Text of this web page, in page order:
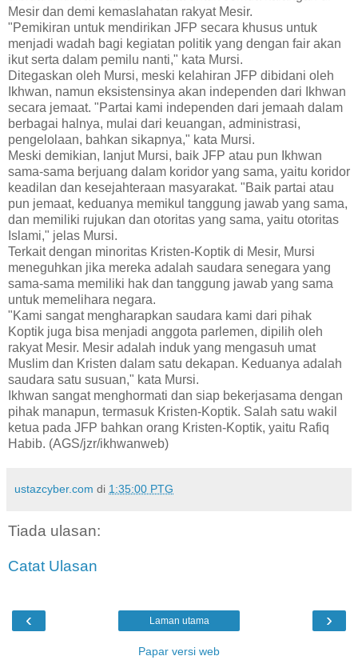
Mesir dan demi kemaslahatan rakyat Mesir.
"Pemikiran untuk mendirikan JFP secara khusus untuk
menjadi wadah bagi kegiatan politik yang dengan fair akan
ikut serta dalam pemilu nanti," kata Mursi.
Ditegaskan oleh Mursi, meski kelahiran JFP dibidani oleh
Ikhwan, namun eksistensinya akan independen dari Ikhwan
secara jemaat. "Partai kami independen dari jemaah dalam
berbagai halnya, mulai dari keuangan, administrasi,
pengelolaan, bahkan sikapnya," kata Mursi.
Meski demikian, lanjut Mursi, baik JFP atau pun Ikhwan
sama-sama berjuang dalam koridor yang sama, yaitu koridor
keadilan dan kesejahteraan masyarakat. "Baik partai atau
pun jemaat, keduanya memikul tanggung jawab yang sama,
dan memiliki rujukan dan otoritas yang sama, yaitu otoritas
Islami," jelas Mursi.
Terkait dengan minoritas Kristen-Koptik di Mesir, Mursi
meneguhkan jika mereka adalah saudara senegara yang
sama-sama memiliki hak dan tanggung jawab yang sama
untuk memelihara negara.
"Kami sangat mengharapkan saudara kami dari pihak
Koptik juga bisa menjadi anggota parlemen, dipilih oleh
rakyat Mesir. Mesir adalah induk yang mengasuh umat
Muslim dan Kristen dalam satu dekapan. Keduanya adalah
saudara satu susuan," kata Mursi.
Ikhwan sangat menghormati dan siap bekerjasama dengan
pihak manapun, termasuk Kristen-Koptik. Salah satu wakil
ketua pada JFP bahkan orang Kristen-Koptik, yaitu Rafiq
Habib. (AGS/jzr/ikhwanweb)
ustazcyber.com di 1:35:00 PTG
Tiada ulasan:
Catat Ulasan
‹ ›
Laman utama
Papar versi web